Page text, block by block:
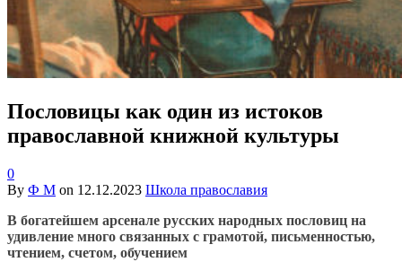
Пословицы как один из истоков
православной книжной культуры
0
By Ф М on 12.12.2023 Школа православия
В богатейшем арсенале русских народных пословиц на
удивление много связанных с грамотой, письменностью,
чтением, счетом, обучением